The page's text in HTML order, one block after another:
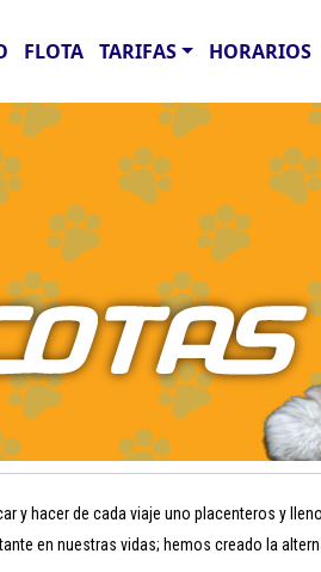
FLOTA TARIFAS HORARIOS
y hacer de cada viaje uno placenteros y
en nuestras vidas; hemos creado la